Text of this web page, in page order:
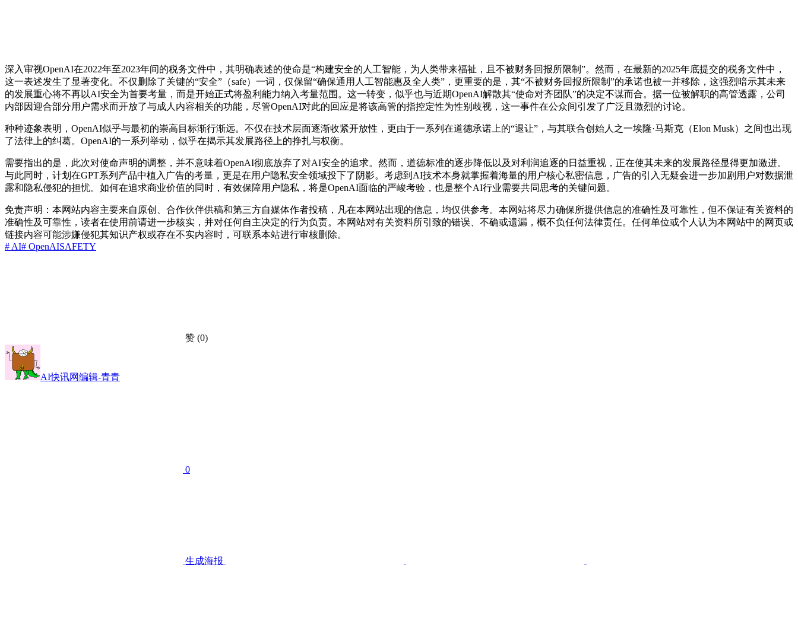
深入审视OpenAI在2022年至2023年间的税务文件中，其明确表述的使命是“构建安全的人工智能，为人类带来福祉，且不被财务回报所限制”。然而，在最新的2025年底提交的税务文件中，
这一表述发生了显著变化。不仅删除了关键的“安全”（safe）一词，仅保留“确保通用人工智能惠及全人类”，更重要的是，其“不被财务回报所限制”的承诺也被一并移除，这强烈暗示其未来
的发展重心将不再以AI安全为首要考量，而是开始正式将盈利能力纳入考量范围。这一转变，似乎也与近期OpenAI解散其“使命对齐团队”的决定不谋而合。据一位被解职的高管透露，公司
内部因迎合部分用户需求而开放了与成人内容相关的功能，尽管OpenAI对此的回应是将该高管的指控定性为性别歧视，这一事件在公众间引发了广泛且激烈的讨论。
种种迹象表明，OpenAI似乎与最初的崇高目标渐行渐远。不仅在技术层面逐渐收紧开放性，更由于一系列在道德承诺上的“退让”，与其联合创始人之一埃隆·马斯克（Elon Musk）之间也出现
了法律上的纠葛。OpenAI的一系列举动，似乎在揭示其发展路径上的挣扎与权衡。
需要指出的是，此次对使命声明的调整，并不意味着OpenAI彻底放弃了对AI安全的追求。然而，道德标准的逐步降低以及对利润追逐的日益重视，正在使其未来的发展路径显得更加激进。
与此同时，计划在GPT系列产品中植入广告的考量，更是在用户隐私安全领域投下了阴影。考虑到AI技术本身就掌握着海量的用户核心私密信息，广告的引入无疑会进一步加剧用户对数据泄
露和隐私侵犯的担忧。如何在追求商业价值的同时，有效保障用户隐私，将是OpenAI面临的严峻考验，也是整个AI行业需要共同思考的关键问题。
免责声明：本网站内容主要来自原创、合作伙伴供稿和第三方自媒体作者投稿，凡在本网站出现的信息，均仅供参考。本网站将尽力确保所提供信息的准确性及可靠性，但不保证有关资料的
准确性及可靠性，读者在使用前请进一步核实，并对任何自主决定的行为负责。本网站对有关资料所引致的错误、不确或遗漏，概不负任何法律责任。任何单位或个人认为本网站中的网页或
链接内容可能涉嫌侵犯其知识产权或存在不实内容时，可联系本站进行审核删除。
# AI# OpenAISAFETY
赞 (0)
AI快讯网编辑-青青
0
生成海报